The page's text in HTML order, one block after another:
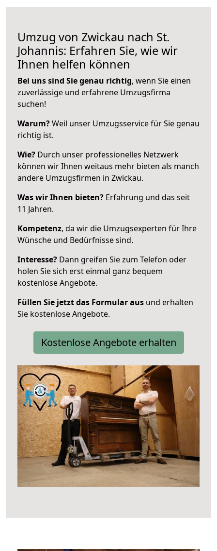
Umzug von Zwickau nach St.
Johannis: Erfahren Sie, wie wir
Ihnen helfen können
Bei uns sind Sie genau richtig, wenn Sie einen
zuverlässige und erfahrene Umzugsfirma
suchen!
Warum?Weil unser Umzugsservice für Sie genau
richtig ist.
Wie? Durch unser professionelles Netzwerk
können wir Ihnen weitaus mehr bieten als manch
andere Umzugsfirmen in Zwickau.
Was wir Ihnen bieten? Erfahrung und das seit
11 Jahren.
Kompetenz, da wir die Umzugsexperten für Ihre
Wünsche und Bedürfnisse sind.
Interesse? Dann greifen Sie zum Telefon oder
holen Sie sich erst einmal ganz bequem
kostenlose Angebote.
Füllen Sie jetzt das Formular aus und erhalten
Sie kostenlose Angebote.
Kostenlose Angebote erhalten